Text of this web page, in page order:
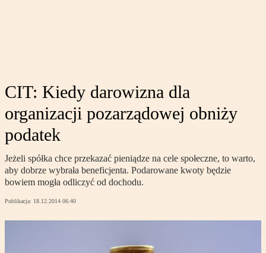
CIT: Kiedy darowizna dla
organizacji pozarządowej obniży
podatek
Jeżeli spółka chce przekazać pieniądze na cele społeczne, to warto,
aby dobrze wybrała beneficjenta. Podarowane kwoty będzie
bowiem mogła odliczyć od dochodu.
Publikacja: 18.12.2014 06:40